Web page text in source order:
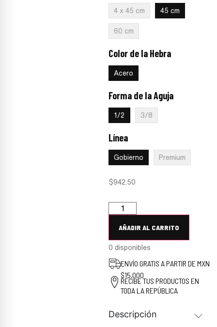
4 x 45 cm 45 cm
60 cm
Color de la Hebra
Acero
Forma de la Aguja
1/2 3/8
Línea
Gobierno Premium
$942.50
AÑADIR AL CARRITO
0 disponibles
ENVÍO GRATIS A PARTIR DE MXN
$15,000
RECIBE TUS PRODUCTOS EN
TODA LA REPÚBLICA
Descripción